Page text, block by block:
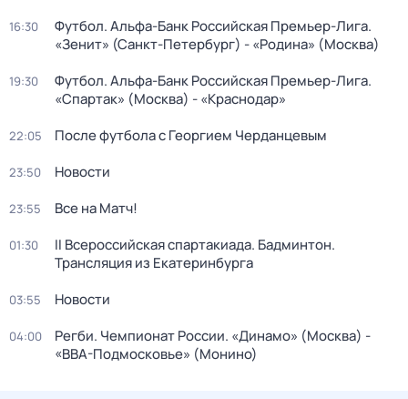
16:30
Футбол. Альфа-Банк Российская Премьер-Лига.
«Зенит» (Санкт-Петербург) - «Родина» (Москва)
19:30
Футбол. Альфа-Банк Российская Премьер-Лига.
«Спартак» (Москва) - «Краснодар»
22:05 После футбола с Георгием Черданцевым
23:50 Новости
23:55 Все на Матч!
01:30
II Всероссийская спартакиада. Бадминтон.
Трансляция из Екатеринбурга
03:55 Новости
04:00
Регби. Чемпионат России. «Динамо» (Москва) -
«ВВА-Подмосковье» (Монино)